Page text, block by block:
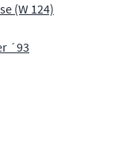
(W 124)
´93